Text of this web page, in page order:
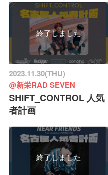
終了しました
2023.11.30(THU)
@新栄RAD SEVEN
SHIFT_CONTROL 人気
者計画
終了しました